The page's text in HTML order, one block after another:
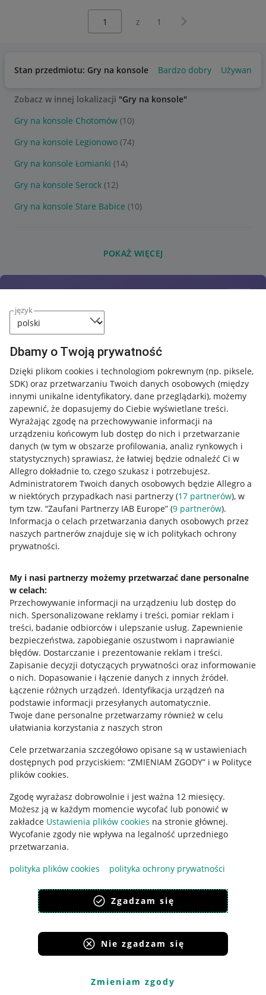
język
Dbamy o Twoją prywatność
Dzięki plikom cookies i technologiom pokrewnym (np. piksele,
SDK) oraz przetwarzaniu Twoich danych osobowych (między
innymi unikalne identyfikatory, dane przeglądarki), możemy
zapewnić, że dopasujemy do Ciebie wyświetlane treści.
Wyrażając zgodę na przechowywanie informacji na
urządzeniu końcowym lub dostęp do nich i przetwarzanie
danych (w tym w obszarze profilowania, analiz rynkowych i
statystycznych) sprawiasz, że łatwiej będzie odnaleźć Ci w
Allegro dokładnie to, czego szukasz i potrzebujesz.
Administratorem Twoich danych osobowych będzie Allegro a
w niektórych przypadkach nasi partnerzy (17 partnerów), w
tym tzw. “Zaufani Partnerzy IAB Europe” (9 partnerów).
Informacja o celach przetwarzania danych osobowych przez
naszych partnerów znajduje się w ich politykach ochrony
prywatności.
My i nasi partnerzy możemy przetwarzać dane personalne
w celach:
Przechowywanie informacji na urządzeniu lub dostęp do
nich. Spersonalizowane reklamy i treści, pomiar reklam i
treści, badanie odbiorców i ulepszanie usług. Zapewnienie
bezpieczeństwa, zapobieganie oszustwom i naprawianie
błędów. Dostarczanie i prezentowanie reklam i treści.
Zapisanie decyzji dotyczących prywatności oraz informowanie
o nich. Dopasowanie i łączenie danych z innych źródeł.
Łączenie różnych urządzeń. Identyfikacja urządzeń na
podstawie informacji przesyłanych automatycznie.
Twoje dane personalne przetwarzamy również w celu
ułatwiania korzystania z naszych stron
Cele przetwarzania szczegółowo opisane są w ustawieniach
dostępnych pod przyciskiem: “ZMIENIAM ZGODY” i w Polityce
plików cookies.
Zgodę wyrażasz dobrowolnie i jest ważna 12 miesięcy.
Możesz ją w każdym momencie wycofać lub ponowić w
zakładce Ustawienia plików cookies na stronie głównej.
Wycofanie zgody nie wpływa na legalność uprzedniego
przetwarzania.
polityka plików cookies
polityka ochrony prywatności
Zgadzam się
Nie zgadzam się
Zmieniam zgody
z 1 Następna strona
Stan przedmiotu: Gry na konsole Bardzo dobry Używany
Zobacz w innej lokalizacji "Gry na konsole"
Gry na konsole Chotomów (10)
Gry na konsole Legionowo (74)
Gry na konsole Łomianki (14)
Gry na konsole Serock (12)
Gry na konsole Stare Babice (10)
POKAŻ WIĘCEJ
Przydatne informacje
Jak to działa
Allegro Gadane dla sprzedających
Allegro Gadane dla kupujących
Mapa miejscowości
Informacje prawne
Regulamin
Polityka plików "cookies"
Ustawienia plików "cookies"
Udostępnianie lokalizacji
Informacje dla Aktu o Usługach Cyfrowych
Pobierz aplikację
Korzystanie z serwisu oznacza akceptacjęregulaminu